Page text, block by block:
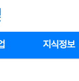
지식정보